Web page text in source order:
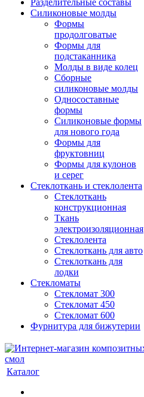
Разделительные составы
Силиконовые молды
Формы
продолговатые
Формы для
подстаканника
Молды в виде колец
Сборные
силиконовые молды
Односоставные
формы
Силиконовые формы
для нового года
Формы для
фруктовниц
Формы для кулонов
и серег
Стеклоткань и стеклолента
Стеклоткань
конструкционная
Ткань
электроизоляционная
Стеклолента
Стеклоткань для авто
Стеклоткань для
лодки
Стекломаты
Стекломат 300
Стекломат 450
Стекломат 600
Фурнитура для бижутерии
Каталог